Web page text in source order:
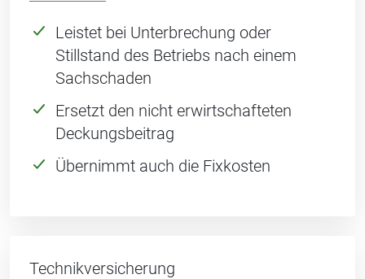
Leistet bei Unterbrechung oder
Stillstand des Betriebs nach einem
Sachschaden
Ersetzt den nicht erwirtschafteten
Deckungsbeitrag
Übernimmt auch die Fixkosten
Technikversicherung